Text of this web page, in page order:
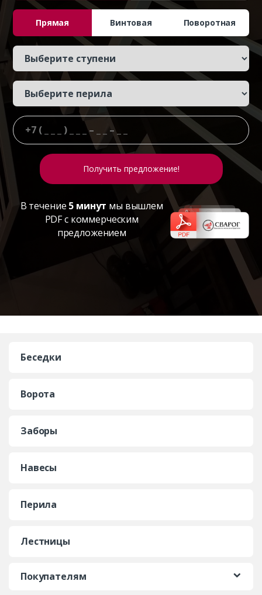
Прямая Винтовая Поворотная
В течение 5 минут мы вышлем
PDF с коммерческим
предложением
Беседки
Ворота
Заборы
Навесы
Перила
Лестницы
Покупателям